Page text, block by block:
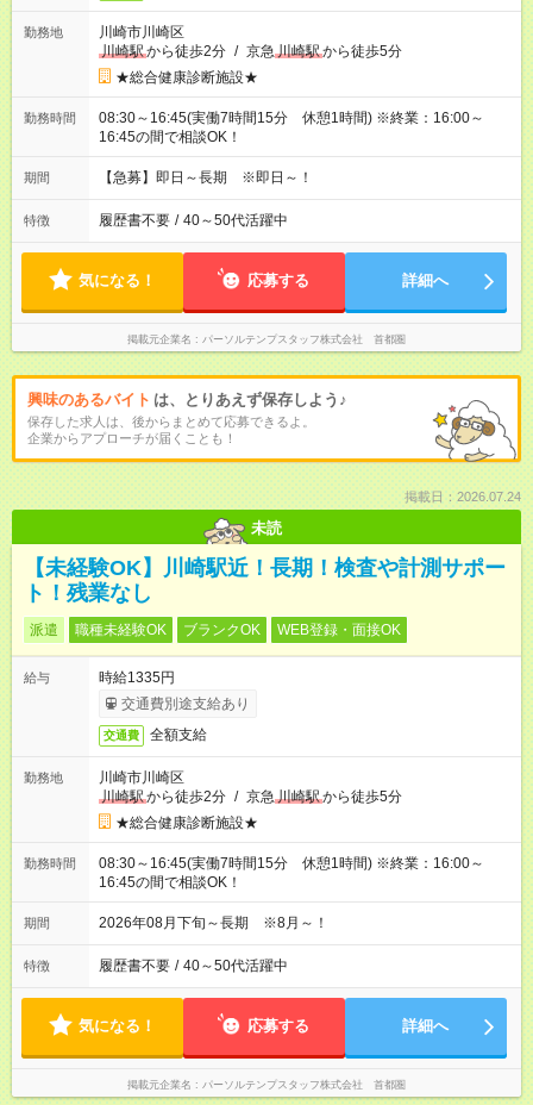
勤務地
川崎市川崎区
川崎駅から徒歩2分 / 京急 川崎駅から徒歩5分
★総合健康診断施設★
勤務時間
08:30～16:45(実働7時間15分 休憩1時間) ※終業：16:00～
16:45の間で相談OK！
期間 【急募】即日～長期 ※即日～！
特徴 履歴書不要 / 40～50代活躍中
気になる！ 応募する 詳細へ
掲載元企業名 パーソルテンプスタッフ株式会社 首都圏
興味のあるバイト は、とりあえず保存しよう♪
保存した求人は、後からまとめて応募できるよ。
企業からアプローチが届くことも！
掲載日：2026.07.24
未読
【未経験OK】川崎駅近！長期！検査や計測サポー
ト！残業なし
派遣 職種未経験OK ブランクOK WEB登録・面接OK
給与
時給1335円
交通費別途支給あり
交通費 全額支給
勤務地
川崎市川崎区
川崎駅から徒歩2分 / 京急 川崎駅から徒歩5分
★総合健康診断施設★
勤務時間
08:30～16:45(実働7時間15分 休憩1時間) ※終業：16:00～
16:45の間で相談OK！
期間 2026年08月下旬～長期 ※8月～！
特徴 履歴書不要 / 40～50代活躍中
気になる！ 応募する 詳細へ
掲載元企業名 パーソルテンプスタッフ株式会社 首都圏